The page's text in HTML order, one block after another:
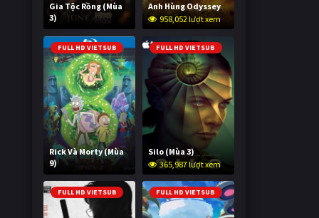
Gia Tộc Rồng (Mùa
3)
2,024,056 lượt xem
Anh Hùng Odyssey
958,052 lượt xem
FULL HD VIETSUB
Rick Và Morty (Mùa
9)
2,997,731 lượt xem
FULL HD VIETSUB
Silo (Mùa 3)
365,987 lượt xem
FULL HD VIETSUB FULL HD VIETSUB